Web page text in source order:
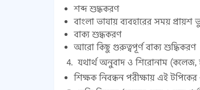
শব্দ শুদ্ধকরণ
বাংলা ভাষায় ব্যবহারের সময়
বাক্য শুদ্ধকরণ
আরো কিছু গুরুত্বপূর্ণ বাক্য শুদ্ধিকরণ
যথার্থ অনুবাদ ও শিরোনাম (কলেজ,
শিক্ষক নিবন্ধন পরীক্ষায় এই